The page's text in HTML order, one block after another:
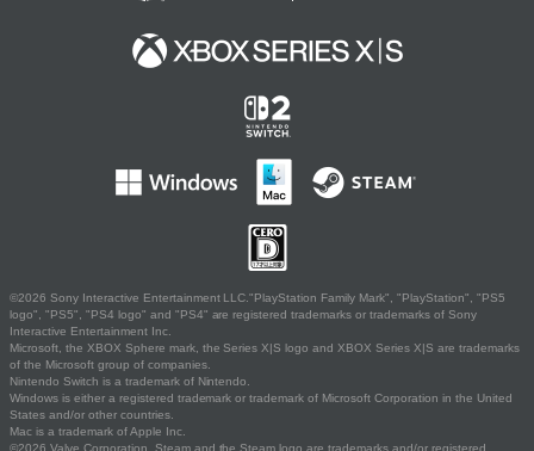
©2026 Sony Interactive Entertainment LLC."PlayStation Family Mark", "PlayStation", "PS5
logo", "PS5", "PS4 logo" and "PS4" are registered trademarks or trademarks of Sony
Interactive Entertainment Inc.
Microsoft, the XBOX Sphere mark, the Series X|S logo and XBOX Series X|S are trademarks
of the Microsoft group of companies.
Nintendo Switch is a trademark of Nintendo.
Windows is either a registered trademark or trademark of Microsoft Corporation in the United
States and/or other countries.
Mac is a trademark of Apple Inc.
©2026 Valve Corporation. Steam and the Steam logo are trademarks and/or registered